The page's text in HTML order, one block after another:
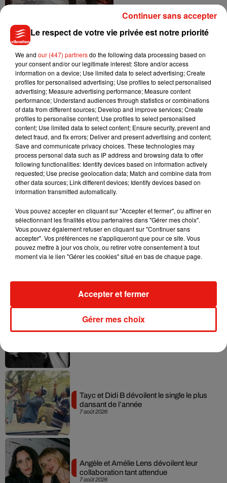
6 septembre 2024
20 000 personnes
rassemblées à Saint-
Cyr-en-Val pour lancer le
Tour...
1 2
Musique
Julien Lieb s’essaye à la vie de chatelain
7 août 2026
Tayc et Didi B dévoilent le single le plus
dansant de l’année
7 août 2026
Angèle et Amélie Lens dévoilent leur
collaboration tant attendue
Le respect de votre vie privée est notre priorité
We and our (447) partnersdo the following data processing based on
your consent and/or our legitimate interest: Store and/or access
information on a device; Use limited data to select advertising; Create
profiles for personalised advertising; Use profiles to select personalised
advertising; Measure advertising performance; Measure content
performance; Understand audiences through statistics or combinations
of data from different sources; Develop and improve services; Create
profiles to personalise content; Use profiles to select personalised
content; Use limited data to select content; Ensure security, prevent and
detect fraud, and fix errors; Deliver and present advertising and content;
Save and communicate privacy choices. These technologies may
process personal data such as IP address and browsing data to offer
following functionalities: Identify devices based on information actively
requested; Use precise geolocation data; Match and combine data from
other data sources; Link different devices; Identify devices based on
information transmitted automatically.
Vous pouvez accepter en cliquant sur "Accepter et fermer", ou affiner en
sélectionnant les finalités et/ou partenaires dans "Gérer mes choix".
Vous pouvez également refuser en cliquant sur "Continuer sans
accepter". Vos préférences ne s'appliqueront que pour ce site. Vous
pouvez mettre à jour vos choix, ou retirer votre consentement à tout
moment via le lien "Gérer les cookies" situé en bas de chaque page.
Gérer mes choix
Accepter et fermer
Continuer sans accepter